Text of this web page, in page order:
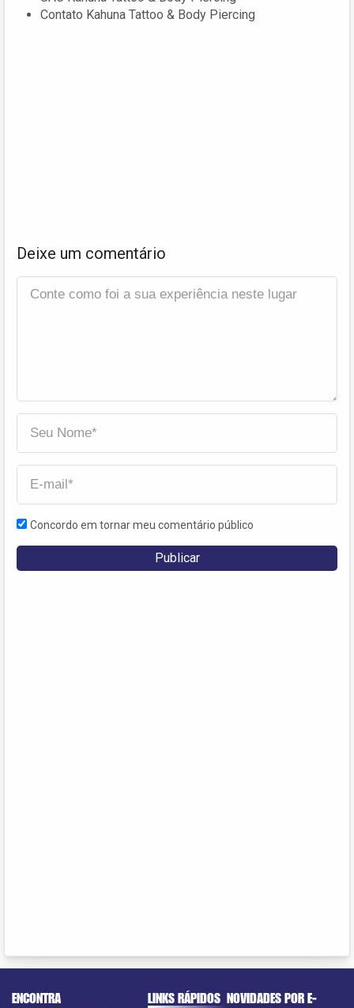
Contato Kahuna Tattoo & Body Piercing
Deixe um comentário
Concordo em tornar meu comentário público
ENCONTRA
LINKS RÁPIDOS NOVIDADES POR E-